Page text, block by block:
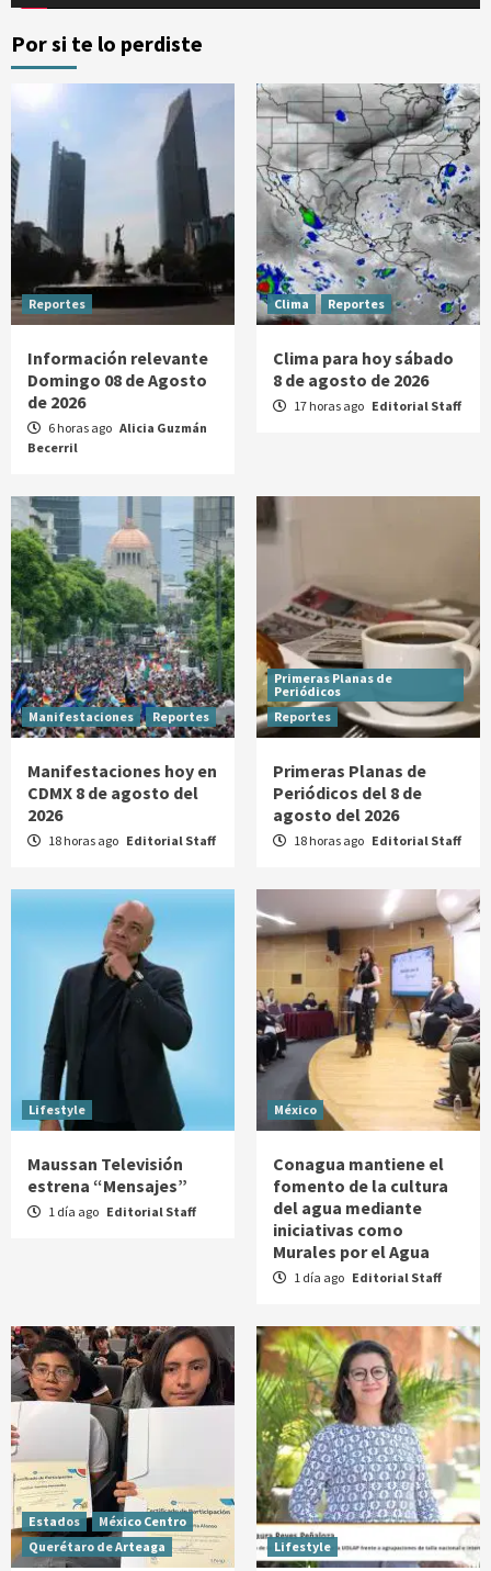
Por si te lo perdiste
Reportes
Información relevante
Domingo 08 de Agosto
de 2026
6 horas ago Alicia Guzmán
Becerril
Clima Reportes
Clima para hoy sábado
8 de agosto de 2026
17 horas ago Editorial Staff
Manifestaciones Reportes
Manifestaciones hoy en
CDMX 8 de agosto del
2026
18 horas ago Editorial Staff
Primeras Planas de
Periódicos
Reportes
Primeras Planas de
Periódicos del 8 de
agosto del 2026
18 horas ago Editorial Staff
Lifestyle
Maussan Televisión
estrena “Mensajes”
1 día ago Editorial Staff
México
Conagua mantiene el
fomento de la cultura
del agua mediante
iniciativas como
Murales por el Agua
1 día ago Editorial Staff
Estados
México Centro
Querétaro de Arteaga
Lifestyle